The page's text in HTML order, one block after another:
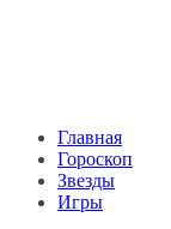
Главная
Гороскоп
Звезды
Игры